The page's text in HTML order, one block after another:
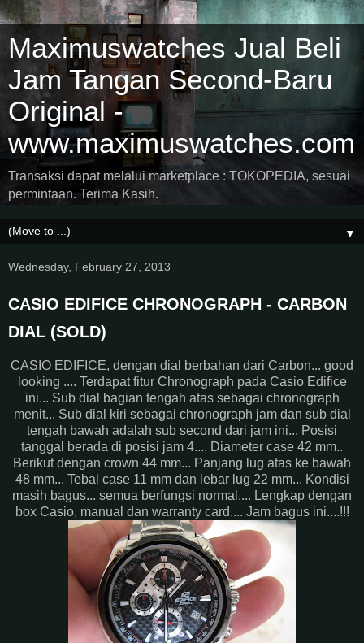
Maximuswatches Jual Beli
Jam Tangan Second-Baru
Original -
www.maximuswatches.com
Transaksi dapat melalui marketplace : TOKOPEDIA, sesuai
permintaan. Terima Kasih.
▼
Wednesday, February 27, 2013
CASIO EDIFICE CHRONOGRAPH - CARBON
DIAL (SOLD)
CASIO EDIFICE, dengan dial berbahan dari Carbon... good
looking .... Terdapat fitur Chronograph pada Casio Edifice
ini... Sub dial bagian tengah atas sebagai chronograph
menit... Sub dial kiri sebagai chronograph jam dan sub dial
tengah bawah adalah sub second dari jam ini... Posisi
tanggal berada di posisi jam 4.... Diameter case 42 mm..
Berikut dengan crown 44 mm... Panjang lug atas ke bawah
48 mm... Tebal case 11 mm dan lebar lug 22 mm... Kondisi
masih bagus... semua berfungsi normal.... Lengkap dengan
box Casio, manual dan warranty card.... Jam bagus ini....!!!